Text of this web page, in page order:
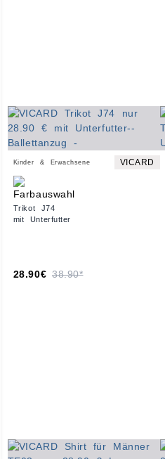
Kinder & Erwachsene VICARD
Trikot J74
mit Unterfutter
28.90€ 38.90*